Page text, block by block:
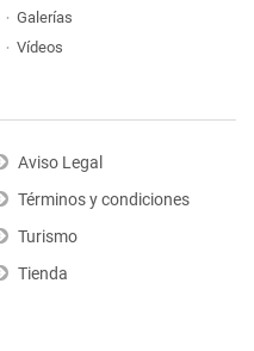
Galerías
Vídeos
Aviso Legal
Términos y condiciones
Turismo
Tienda